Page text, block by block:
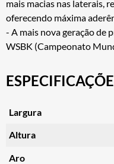
mais macias nas laterais,
oferecendo máxima
- A mais nova geração de
WSBK (Campeonato
Largura
Altura
Aro